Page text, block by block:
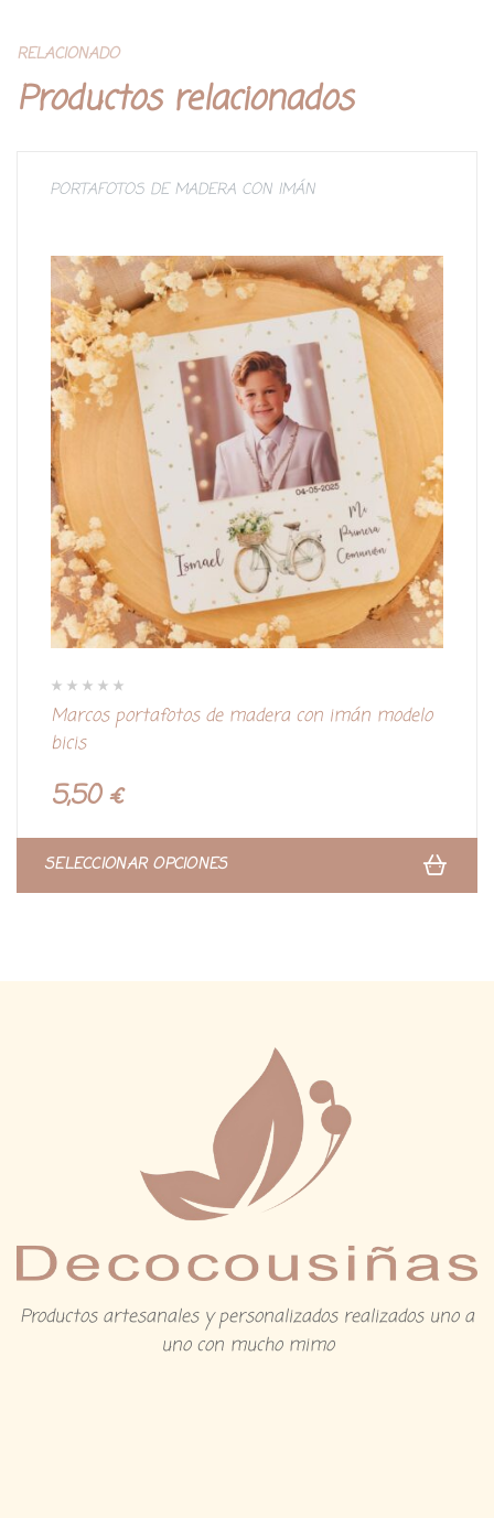
RELACIONADO
Productos relacionados
PORTAFOTOS DE MADERA CON IMÁN
Marcos portafotos de madera con imán modelo
bicis
a
o
r
o
c
0
e
5
5,50€
SELECCIONAR OPCIONES
Productos artesanales y personalizados realizados uno a
uno con mucho mimo